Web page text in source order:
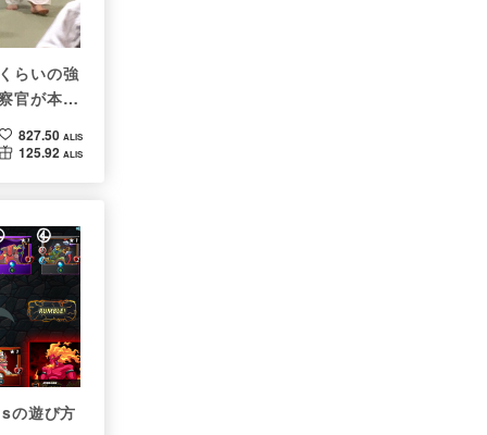
らいの強
官が本音
827.50 ALIS
125.92 ALIS
の遊び方